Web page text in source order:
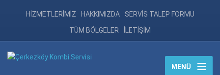
HİZMETLERİMİZ HAKKIMIZDA SERVİS TALEP FORMU
TÜM BÖLGELER İLETİŞİM
MENÜ